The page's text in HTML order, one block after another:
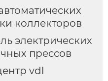
коллекторов
электрических
прессов
vdl